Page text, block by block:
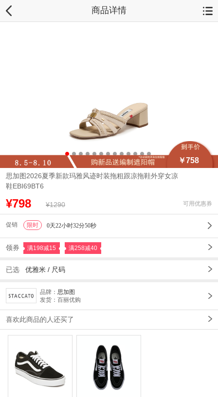
商品详情
￥758
思加图2026夏季新款玛雅风迹时装拖粗跟凉拖鞋外穿女凉
鞋EBI69BT6
¥798 ¥1290 可用优惠券
促销 限时 0天22小时32分48秒
领券 满198减15 满258减40
已选 优雅米 / 尺码
品牌： 思加图
发货：百丽优购
喜欢此商品的人还买了